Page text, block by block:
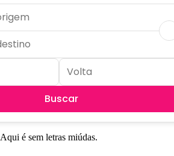
Buscar
Aqui é sem letras miúdas.